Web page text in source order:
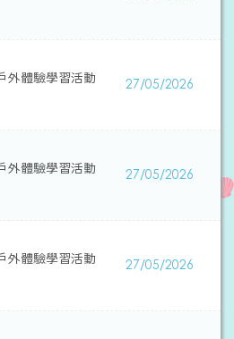
外體驗學習活動
27/05/2026
外體驗學習活動
27/05/2026
外體驗學習活動
27/05/2026